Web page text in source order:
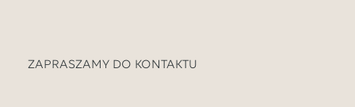
ZAPRASZAMY DO KONTAKTU